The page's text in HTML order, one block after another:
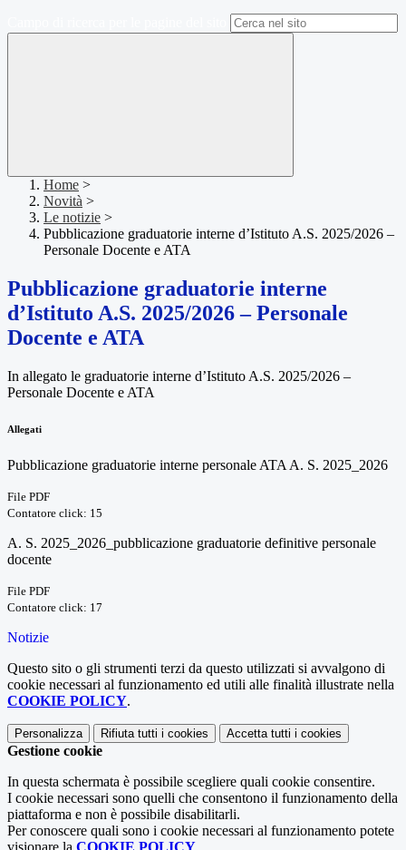
Home >
Novità >
Le notizie >
Pubblicazione graduatorie interne d’Istituto A.S. 2025/2026 –
Personale Docente e ATA
Pubblicazione graduatorie interne
d’Istituto A.S. 2025/2026 – Personale
Docente e ATA
In allegato le graduatorie interne d’Istituto A.S. 2025/2026 –
Personale Docente e ATA
Allegati
Pubblicazione graduatorie interne personale ATA A. S. 2025_2026
File PDF
Contatore click: 15
A. S. 2025_2026_pubblicazione graduatorie definitive personale
docente
File PDF
Contatore click: 17
Notizie
Questo sito o gli strumenti terzi da questo utilizzati si avvalgono di
cookie necessari al funzionamento ed utili alle finalità illustrate nella
COOKIE POLICY.
Personalizza Rifiuta tutti i cookies Accetta tutti i cookies
Gestione cookie
In questa schermata è possibile scegliere quali cookie consentire.
I cookie necessari sono quelli che consentono il funzionamento della
piattaforma e non è possibile disabilitarli.
Per conoscere quali sono i cookie necessari al funzionamento potete
visionare la COOKIE POLICY.